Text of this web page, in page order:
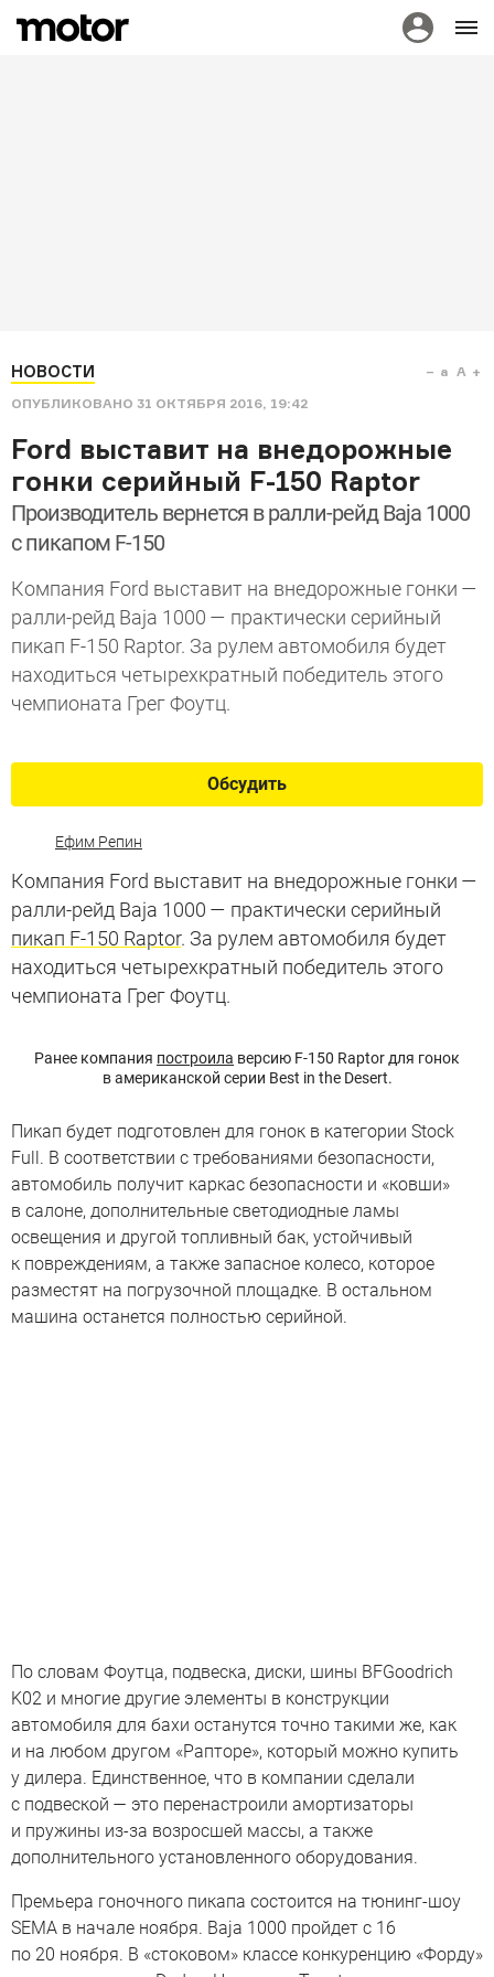
НОВОСТИ
ОПУБЛИКОВАНО 31 ОКТЯБРЯ 2016, 19:42
a A
Ford выставит на внедорожные
гонки серийный F-150 Raptor
Производитель вернется в ралли-рейд Baja 1000
с пикапом F-150
Компания Ford выставит на внедорожные гонки —
ралли-рейд Baja 1000 — практически серийный
пикап F-150 Raptor. За рулем автомобиля будет
находиться четырехкратный победитель этого
чемпионата Грег Фоутц.
Обсудить
Ефим Репин
Компания Ford выставит на внедорожные гонки —
ралли-рейд Baja 1000 — практически серийный
пикап F-150 Raptor. За рулем автомобиля будет
находиться четырехкратный победитель этого
чемпионата Грег Фоутц.
Ранее компания построила версию F-150 Raptor для гонок
в американской серии Best in the Desert.
Пикап будет подготовлен для гонок в категории Stock
Full. В соответствии с требованиями безопасности,
автомобиль получит каркас безопасности и «ковши»
в салоне, дополнительные светодиодные ламы
освещения и другой топливный бак, устойчивый
к повреждениям, а также запасное колесо, которое
разместят на погрузочной площадке. В остальном
машина останется полностью серийной.
По словам Фоутца, подвеска, диски, шины BFGoodrich
K02 и многие другие элементы в конструкции
автомобиля для бахи останутся точно такими же, как
и на любом другом «Рапторе», который можно купить
у дилера. Единственное, что в компании сделали
с подвеской — это перенастроили амортизаторы
и пружины из-за возросшей массы, а также
дополнительного установленного оборудования.
Премьера гоночного пикапа состоится на тюнинг-шоу
SEMA в начале ноября. Baja 1000 пройдет с 16
по 20 ноября. В «стоковом» классе конкуренцию «Форду»